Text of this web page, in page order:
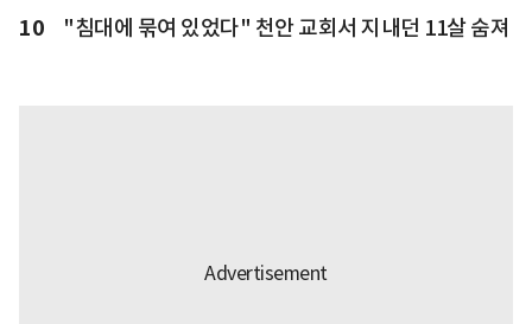
10 "침대에 묶여 있었다" 천안 교회서 지내던 11살 숨져